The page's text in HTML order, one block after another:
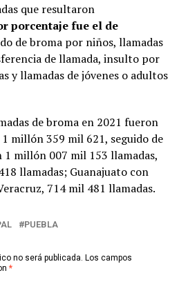
que resultaron
porcentaje fue el de
de broma por niños, llamadas
de llamada, insulto por
y llamadas de jóvenes o adultos
de broma en 2021 fueron
millón 359 mil 621, seguido de
1 millón 007 mil 153 llamadas,
llamadas; Guanajuato con
714 mil 481 llamadas.
PUEBLA
no será publicada. Los campos
*